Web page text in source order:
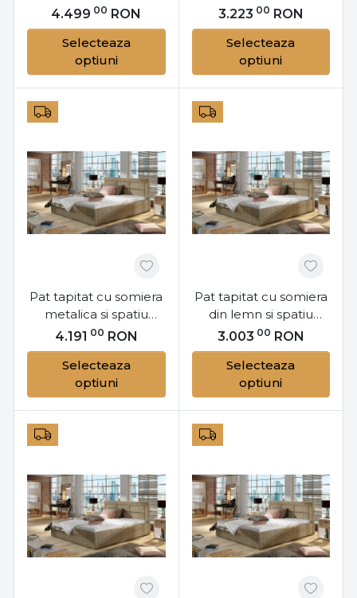
pentru depozitare,
200x200 cm Rosano
M20, Eltap
4.499 00 RON
Selecteaza
optiuni
pentru depozitare,
200x200 cm Rosano
L20, Eltap
3.223 00 RON
Selecteaza
optiuni
Pat tapitat cu somiera
metalica si spatiu
pentru depozitare,
180x200 cm Rosano
M18, Eltap
4.191 00 RON
Selecteaza
optiuni
Pat tapitat cu somiera
din lemn si spatiu
pentru depozitare,
180x200 cm Rosano
L18, Eltap
3.003 00 RON
Selecteaza
optiuni